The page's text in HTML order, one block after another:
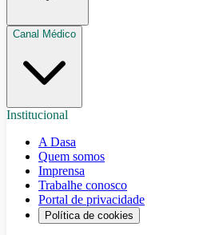
Canal Médico
Institucional
A Dasa
Quem somos
Imprensa
Trabalhe conosco
Portal de privacidade
Política de cookies